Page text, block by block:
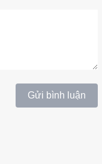
Gửi bình luận